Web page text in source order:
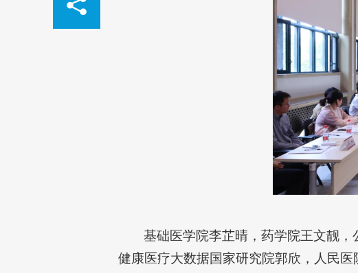
基础医学院李芷晴，药学院王文靓
健康医疗大数据国家研究院郭欣，人民